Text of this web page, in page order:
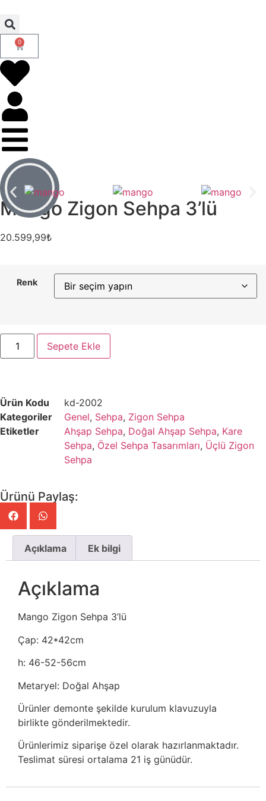
0
Mango Zigon Sehpa 3’lü
20.599,99₺
Renk
Sepete Ekle
Ürün Kodu
kd-2002
Kategoriler
Genel, Sehpa, Zigon Sehpa
Etiketler
Ahşap Sehpa, Doğal Ahşap Sehpa, Kare
Sehpa, Özel Sehpa Tasarımları, Üçlü Zigon
Sehpa
Ürünü Paylaş:
Açıklama Ek bilgi
Açıklama
Mango Zigon Sehpa 3’lü
Çap: 42*42cm
h: 46-52-56cm
Metaryel: Doğal Ahşap
Ürünler demonte şekilde kurulum klavuzuyla
birlikte gönderilmektedir.
Ürünlerimiz siparişe özel olarak hazırlanmaktadır.
Teslimat süresi ortalama 21 iş günüdür.